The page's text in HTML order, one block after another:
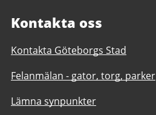
Kontakta oss
Kontakta Göteborgs Stad
Felanmälan - gator, torg, parker
Lämna synpunkter